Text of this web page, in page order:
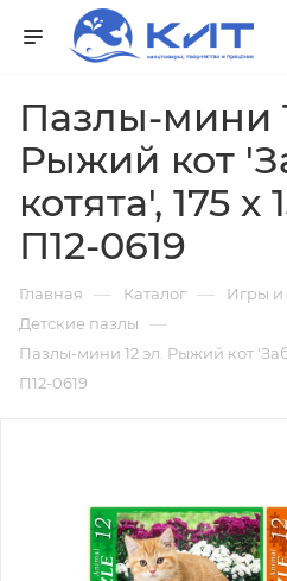
Пазлы-мини
Рыжий кот
котята', 175 х
П12-0619
Главная — Каталог — Игры и
Детские пазлы —
Пазлы-мини 12 эл. Рыжий кот
П12-0619